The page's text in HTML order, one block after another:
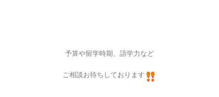
予算や留学時期、語学力など
ご相談お待ちしております